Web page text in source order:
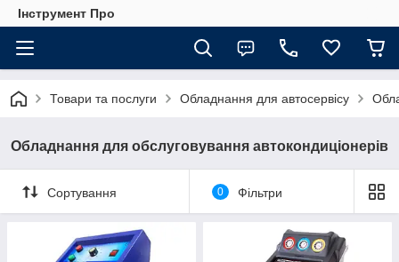
Інструмент Про
Товари та послуги Обладнання для автосервісу
Обладнання для обслуговування автокондиціонерів
Сортування 0 Фільтри